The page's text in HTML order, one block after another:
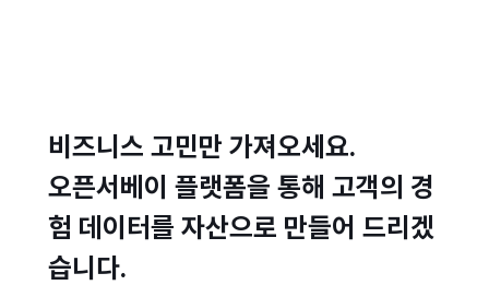
비즈니스 고민만 가져오세요.
오픈서베이 플랫폼을 통해 고객의 경
험 데이터를 자산으로 만들어 드리겠
습니다.